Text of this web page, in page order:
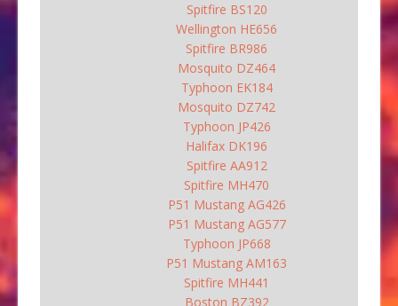
Spitfire BS120
Wellington HE656
Spitfire BR986
Mosquito DZ464
Typhoon EK184
Mosquito DZ742
Typhoon JP426
Halifax DK196
Spitfire AA912
Spitfire MH470
P51 Mustang AG426
P51 Mustang AG577
Typhoon JP668
P51 Mustang AM163
Spitfire MH441
Boston BZ392